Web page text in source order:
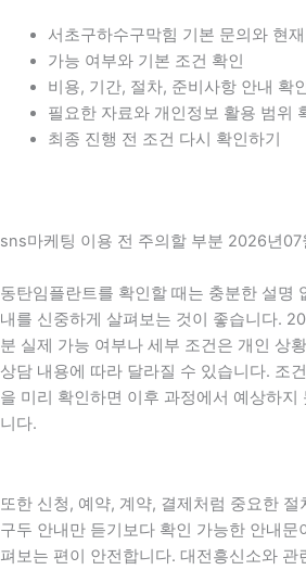
서초구하수구막힘 기본 문의와 현
가능 여부와 기본 조건 확인
비용, 기간, 절차, 준비사항 안내 확
필요한 자료와 개인정보 활용 범위
최종 진행 전 조건 다시 확인하기
sns마케팅 이용 전 주의할 부분 2026년
동탄임플란트를 확인할 때는 충분한 설명
내를 신중하게 살펴보는 것이 좋습니다.
분 실제 가능 여부나 세부 조건은 개인 상
상담 내용에 따라 달라질 수 있습니다. 조
을 미리 확인하면 이후 과정에서 예상하지
니다.
또한 신청, 예약, 계약, 결제처럼 중요한
구두 안내만 듣기보다 확인 가능한 안내
펴보는 편이 안전합니다. 대전흥신소와